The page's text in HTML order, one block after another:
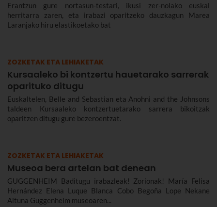
Erantzun gure nortasun-testari, ikusi zer-nolako euskal
herritarra zaren, eta irabazi oparitzeko dauzkagun Marea
Laranjako hiru elastikoetako bat
ZOZKETAK ETA LEHIAKETAK
Kursaaleko bi kontzertu hauetarako sarrerak
oparituko ditugu
Euskaltelen, Belle and Sebastian eta Anohni and the Johnsons
taldeen Kursaaleko kontzertuetarako sarrera bikoitzak
oparitzen ditugu gure bezeroentzat.
ZOZKETAK ETA LEHIAKETAK
Museoa bera artelan bat denean
GUGGENHEIM Baditugu irabazleak! Zorionak! María Felisa
Hernández Elena Luque Blanca Cobo Begoña Lope Nekane
Altuna Guggenheim museoaren...